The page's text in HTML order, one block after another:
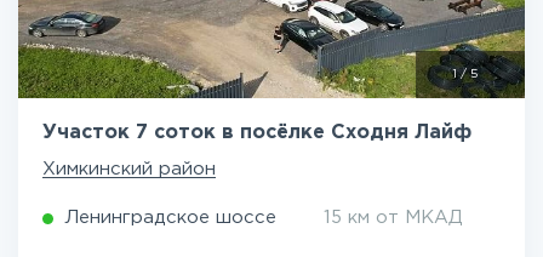
1/5
Участок 7 соток в посёлке Сходня Лайф
Химкинский район
Ленинградское шоссе 15 км от МКАД